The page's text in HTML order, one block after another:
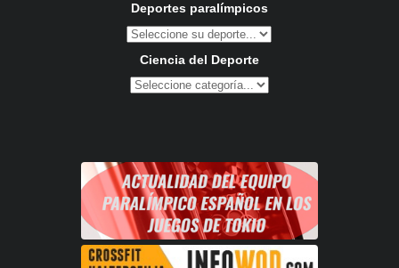
Deportes paralímpicos
Ciencia del Deporte